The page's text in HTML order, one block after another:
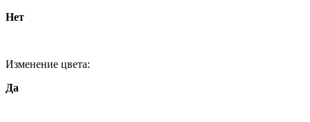
Нет
Изменение цвета:
Да